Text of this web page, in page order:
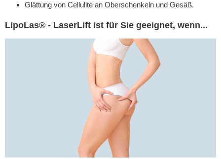
Glättung von Cellulite an Oberschenkeln und Gesäß.
LipoLas® - LaserLift ist für Sie geeignet, wenn...